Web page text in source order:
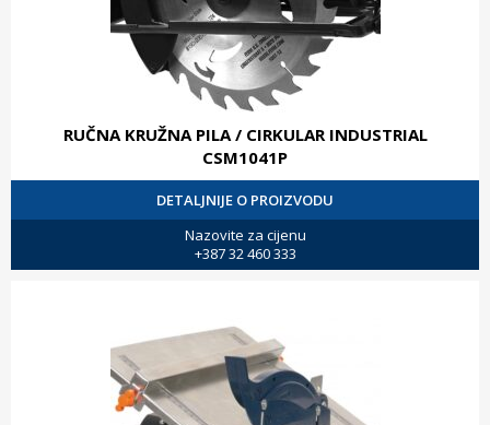
RUČNA KRUŽNA PILA / CIRKULAR INDUSTRIAL
CSM1041P
DETALJNIJE O PROIZVODU
Nazovite za cijenu
+387 32 460 333